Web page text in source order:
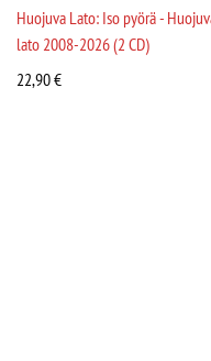
Huojuva Lato: Iso pyörä -
lato 2008-2026 (2 CD)
22,90€